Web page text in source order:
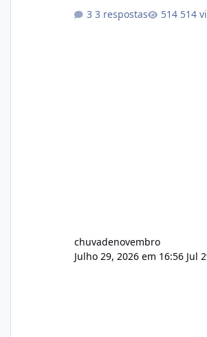
3 respostas 514
chuvadenovembro
Julho 29, 2026 em 16:56 Jul